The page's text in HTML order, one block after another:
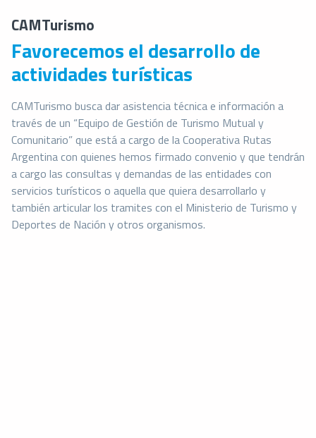
CAMTurismo
Favorecemos el desarrollo de
actividades turísticas
CAMTurismo busca dar asistencia técnica e información a
través de un “Equipo de Gestión de Turismo Mutual y
Comunitario” que está a cargo de la Cooperativa Rutas
Argentina con quienes hemos firmado convenio y que tendrán
a cargo las consultas y demandas de las entidades con
servicios turísticos o aquella que quiera desarrollarlo y
también articular los tramites con el Ministerio de Turismo y
Deportes de Nación y otros organismos.